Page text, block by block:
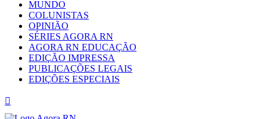
MUNDO
COLUNISTAS
OPINIÃO
SÉRIES AGORA RN
AGORA RN EDUCAÇÃO
EDIÇÃO IMPRESSA
PUBLICAÇÕES LEGAIS
EDIÇÕES ESPECIAIS